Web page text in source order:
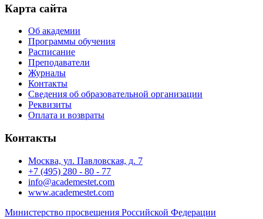
Карта сайта
Об академии
Программы обучения
Расписание
Преподаватели
Журналы
Контакты
Сведения об образовательной организации
Реквизиты
Оплата и возвраты
Контакты
Москва, ул. Павловская, д. 7
+7 (495) 280 - 80 - 77
info@academestet.com
www.academestet.com
Министерство просвещения Российской Федерации